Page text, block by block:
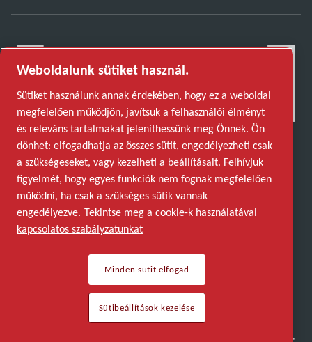
Fedezze fel, hogyan teszi lehetővé az Atlas Copco
Group a jövőt átalakító technológiát.
Látogasson el az Atlas Copco Group weboldalára
Az Atlas Copco Group része
Sütibeállítások kezelése
© 2026 Copyright. All rights reserved.
Weboldalunk sütiket használ.
Sütiket használunk annak érdekében, hogy ez a weboldal
megfelelően működjön, javítsuk a felhasználói élményt
és releváns tartalmakat jeleníthessünk meg Önnek. Ön
dönhet: elfogadhatja az összes sütit, engedélyezheti csak
a szükségeseket, vagy kezelheti a beállításait. Felhívjuk
figyelmét, hogy egyes funkciók nem fognak megfelelően
működni, ha csak a szükséges sütik vannak
engedélyezve. Tekintse meg a cookie-k használatával
kapcsolatos szabályzatunkat
Minden sütit elfogad
Sütibeállítások kezelése